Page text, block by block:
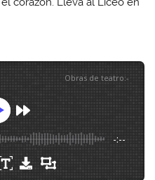
Obras de teatro:-
-:--